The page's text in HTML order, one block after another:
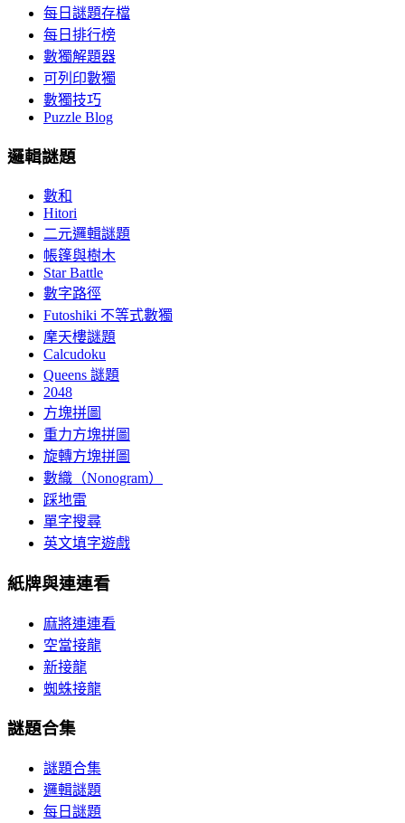
每日謎題存檔
每日排行榜
數獨解題器
可列印數獨
數獨技巧
Puzzle Blog
邏輯謎題
數和
Hitori
二元邏輯謎題
帳篷與樹木
Star Battle
數字路徑
Futoshiki 不等式數獨
摩天樓謎題
Calcudoku
Queens 謎題
2048
方塊拼圖
重力方塊拼圖
旋轉方塊拼圖
數織（Nonogram）
踩地雷
單字搜尋
英文填字遊戲
紙牌與連連看
麻將連連看
空當接龍
新接龍
蜘蛛接龍
謎題合集
謎題合集
邏輯謎題
每日謎題